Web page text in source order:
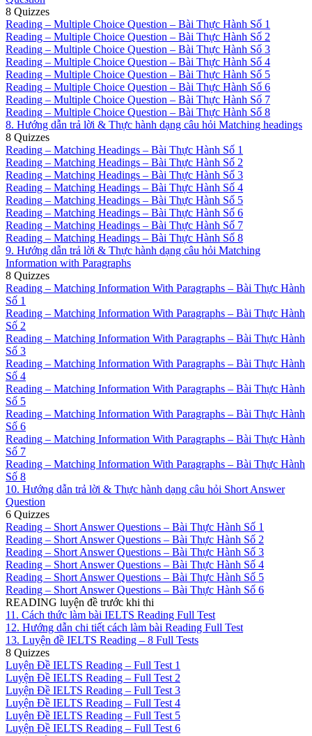
8 Quizzes
Reading – Multiple Choice Question – Bài Thực Hành Số 1
Reading – Multiple Choice Question – Bài Thực Hành Số 2
Reading – Multiple Choice Question – Bài Thực Hành Số 3
Reading – Multiple Choice Question – Bài Thực Hành Số 4
Reading – Multiple Choice Question – Bài Thực Hành Số 5
Reading – Multiple Choice Question – Bài Thực Hành Số 6
Reading – Multiple Choice Question – Bài Thực Hành Số 7
Reading – Multiple Choice Question – Bài Thực Hành Số 8
8. Hướng dẫn trả lời & Thực hành dạng câu hỏi Matching headings
8 Quizzes
Reading – Matching Headings – Bài Thực Hành Số 1
Reading – Matching Headings – Bài Thực Hành Số 2
Reading – Matching Headings – Bài Thực Hành Số 3
Reading – Matching Headings – Bài Thực Hành Số 4
Reading – Matching Headings – Bài Thực Hành Số 5
Reading – Matching Headings – Bài Thực Hành Số 6
Reading – Matching Headings – Bài Thực Hành Số 7
Reading – Matching Headings – Bài Thực Hành Số 8
9. Hướng dẫn trả lời & Thực hành dạng câu hỏi Matching
Information with Paragraphs
8 Quizzes
Reading – Matching Information With Paragraphs – Bài Thực Hành
Số 1
Reading – Matching Information With Paragraphs – Bài Thực Hành
Số 2
Reading – Matching Information With Paragraphs – Bài Thực Hành
Số 3
Reading – Matching Information With Paragraphs – Bài Thực Hành
Số 4
Reading – Matching Information With Paragraphs – Bài Thực Hành
Số 5
Reading – Matching Information With Paragraphs – Bài Thực Hành
Số 6
Reading – Matching Information With Paragraphs – Bài Thực Hành
Số 7
Reading – Matching Information With Paragraphs – Bài Thực Hành
Số 8
10. Hướng dẫn trả lời & Thực hành dạng câu hỏi Short Answer
Question
6 Quizzes
Reading – Short Answer Questions – Bài Thực Hành Số 1
Reading – Short Answer Questions – Bài Thực Hành Số 2
Reading – Short Answer Questions – Bài Thực Hành Số 3
Reading – Short Answer Questions – Bài Thực Hành Số 4
Reading – Short Answer Questions – Bài Thực Hành Số 5
Reading – Short Answer Questions – Bài Thực Hành Số 6
READING luyện đề trước khi thi
11. Cách thức làm bài IELTS Reading Full Test
12. Hướng dẫn chi tiết cách làm bài Reading Full Test
13. Luyện đề IELTS Reading – 8 Full Tests
8 Quizzes
Luyện Đề IELTS Reading – Full Test 1
Luyện Đề IELTS Reading – Full Test 2
Luyện Đề IELTS Reading – Full Test 3
Luyện Đề IELTS Reading – Full Test 4
Luyện Đề IELTS Reading – Full Test 5
Luyện Đề IELTS Reading – Full Test 6